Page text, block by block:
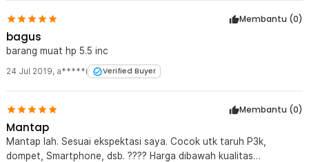
Membantu (0)
bagus
barang muat hp 5.5 inc
24 Jul 2019, a*****i Verified Buyer
Membantu (0)
Mantap
Mantap lah. Sesuai ekspektasi saya. Cocok utk taruh P3k,
dompet, Smartphone, dsb. ???? Harga dibawah kualitas